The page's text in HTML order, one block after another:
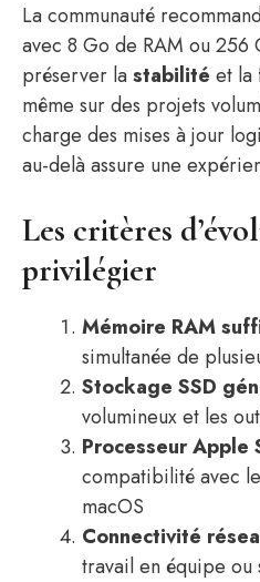
La communauté
avec 8 Go de RAM ou 256
préserver lastabilité et la
même sur des projets
charge des mises à jour
au-delà assure une
Les critères
privilégier
Mémoire RAM
simultanée de
Stockage SSD
volumineux et les
Processeur Apple
compatibilité avec
macOS
Connectivité
travail en équipe ou